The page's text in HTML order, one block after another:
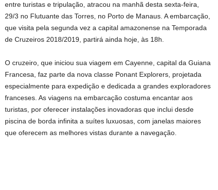
entre turistas e tripulação, atracou na manhã desta sexta-feira,
29/3 no Flutuante das Torres, no Porto de Manaus. A embarcação,
que visita pela segunda vez a capital amazonense na Temporada
de Cruzeiros 2018/2019, partirá ainda hoje, às 18h.
O cruzeiro, que iniciou sua viagem em Cayenne, capital da Guiana
Francesa, faz parte da nova classe Ponant Explorers, projetada
especialmente para expedição e dedicada a grandes exploradores
franceses. As viagens na embarcação costuma encantar aos
turistas, por oferecer instalações inovadoras que inclui desde
piscina de borda infinita a suítes luxuosas, com janelas maiores
que oferecem as melhores vistas durante a navegação.